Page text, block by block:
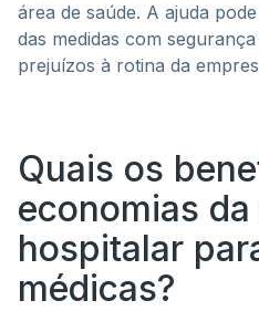
área de saúde. A ajuda
das medidas com
prejuízos à rotina da
Quais os
economias
hospitalar
médicas?